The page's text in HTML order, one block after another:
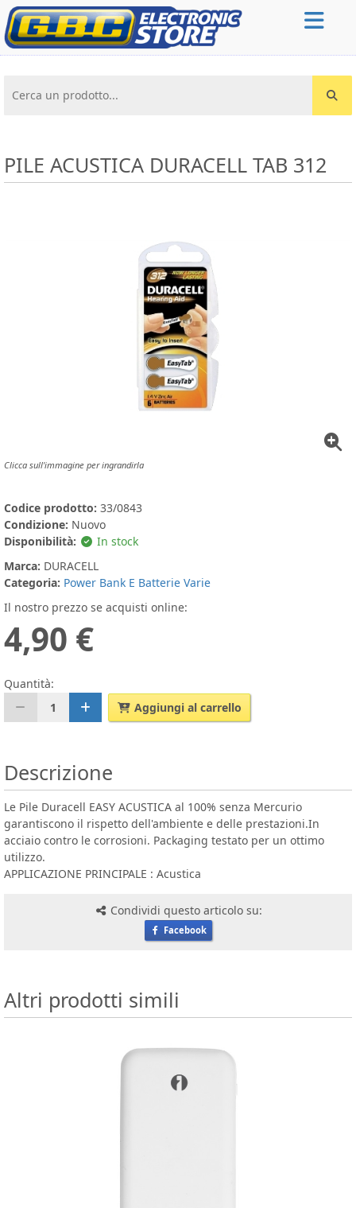
Cerca un prodotto...
PILE ACUSTICA DURACELL TAB 312
Clicca sull'immagine per ingrandirla
Codice prodotto: 33/0843
Condizione: Nuovo
Disponibilità:
In stock
Marca: DURACELL
Categoria: Power Bank E Batterie Varie
Il nostro prezzo se acquisti online:
4,90 €
Quantità:
1
Aggiungi al carrello
Descrizione
Le Pile Duracell EASY ACUSTICA al 100% senza Mercurio
garantiscono il rispetto dell'ambiente e delle prestazioni.In
acciaio contro le corrosioni. Packaging testato per un ottimo
utilizzo.
APPLICAZIONE PRINCIPALE : Acustica
Condividi questo articolo su:
Facebook
Altri prodotti simili